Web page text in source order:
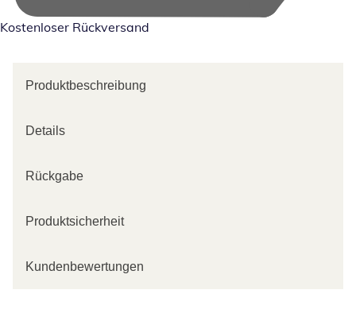
Kostenloser Rückversand
Produktbeschreibung
Details
Rückgabe
Produktsicherheit
Kundenbewertungen